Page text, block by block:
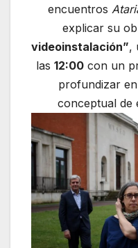
encuentros
explicar su
videoinstalación”,
las 12:00 con un
profundizar
conceptual de